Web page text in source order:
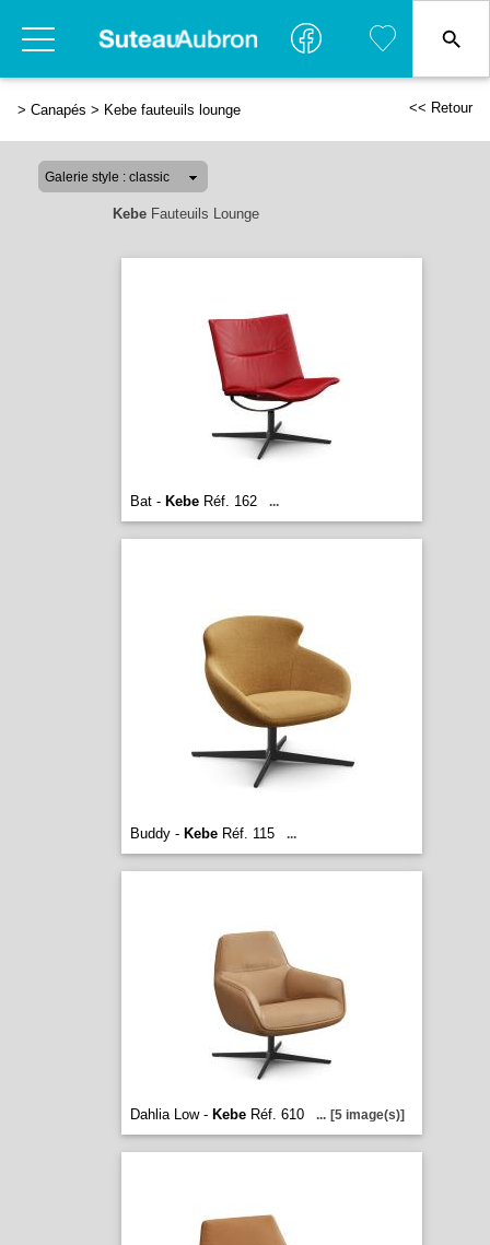
> Canapés > Kebe fauteuils lounge << Retour
KebeFauteuils Lounge
Bat - KebeRéf. 162 ...
Buddy - KebeRéf. 115 ...
Dahlia Low - KebeRéf. 610 ... [5 image(s)]